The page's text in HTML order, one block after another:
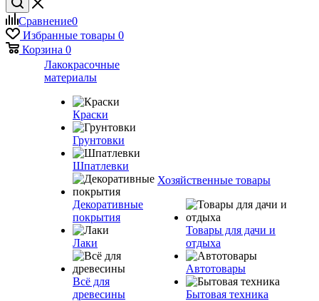
Сравнение0
Избранные товары 0
Корзина 0
Лакокрасочные
материалы
Краски
Грунтовки
Шпатлевки
Декоративные
покрытия
Лаки
Всё для
древесины
Хозяйственные товары
Товары для дачи и
отдыха
Автотовары
Бытовая техника